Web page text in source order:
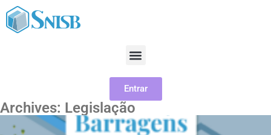
Entrar
Archives: Legislação